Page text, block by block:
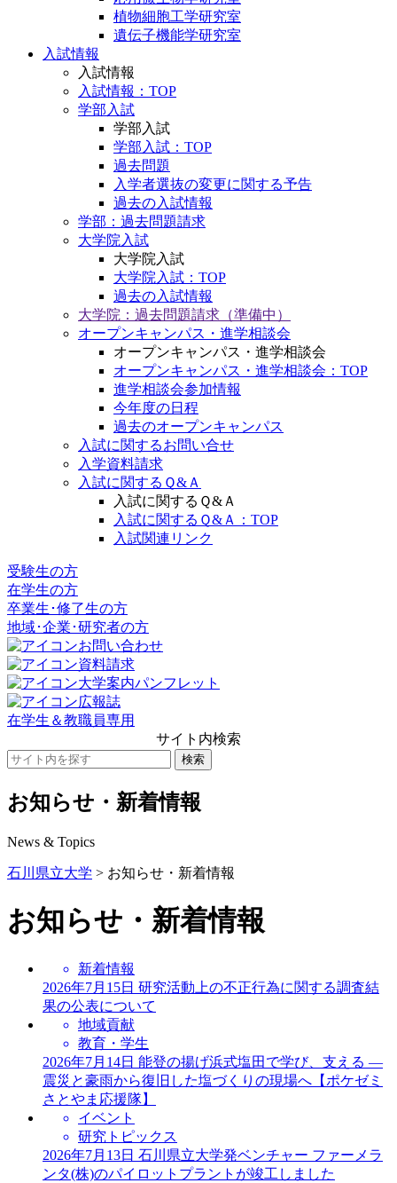
植物細胞工学研究室
遺伝子機能学研究室
入試情報
入試情報
入試情報：TOP
学部入試
学部入試
学部入試：TOP
過去問題
入学者選抜の変更に関する予告
過去の入試情報
学部：過去問題請求
大学院入試
大学院入試
大学院入試：TOP
過去の入試情報
大学院：過去問題請求（準備中）
オープンキャンパス・進学相談会
オープンキャンパス・進学相談会
オープンキャンパス・進学相談会：TOP
進学相談会参加情報
今年度の日程
過去のオープンキャンパス
入試に関するお問い合せ
入学資料請求
入試に関するＱ&Ａ
入試に関するＱ&Ａ
入試に関するＱ&Ａ：TOP
入試関連リンク
受験生の方
在学生の方
卒業生･修了生の方
地域･企業･研究者の方
お問い合わせ
資料請求
大学案内パンフレット
広報誌
在学生＆教職員専用
サイト内検索
お知らせ・新着情報
News & Topics
石川県立大学 > お知らせ・新着情報
お知らせ・新着情報
新着情報
2026年7月15日 研究活動上の不正行為に関する調査結
果の公表について
地域貢献
教育・学生
2026年7月14日 能登の揚げ浜式塩田で学び、支える ―
震災と豪雨から復旧した塩づくりの現場へ【ポケゼミ
さとやま応援隊】
イベント
研究トピックス
2026年7月13日 石川県立大学発ベンチャー ファーメラ
ンタ(株)のパイロットプラントが竣工しました